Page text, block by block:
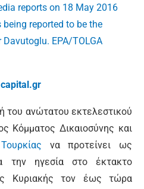
capital.gr
του ανώτατου εκτελεστικού
Κόμματος Δικαιοσύνης και
Τουρκίας να προτείνει ως
την ηγεσία στο έκτακτο
Κυριακής τον έως τώρα